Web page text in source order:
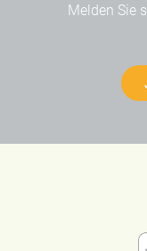
Melden Sie